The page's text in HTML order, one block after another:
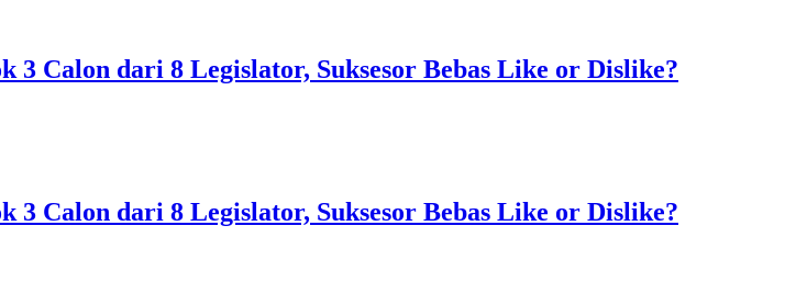
Calon dari 8 Legislator, Suksesor Bebas Like or Dislike?
Calon dari 8 Legislator, Suksesor Bebas Like or Dislike?